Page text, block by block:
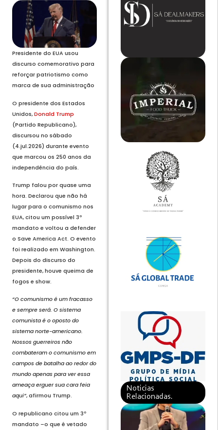
Presidente do EUA usou
discurso comemorativo para
reforçar patriotismo como
marca de sua administração
O presidente dos Estados
Unidos,Donald Trump
(Partido Republicano),
discursou no sábado
(4.jul.2026) durante evento
que marcou os 250 anos da
independência do país.
Trump falou por quase uma
hora. Declarou que não há
lugar para o comunismo nos
EUA, citou um possível 3º
mandato e voltou a defender
o Save America Act. O evento
foi realizado em Washington.
Depois do discurso do
presidente, houve queima de
fogos e show.
“O comunismo é um fracasso
e sempre será. O sistema
comunista é o oposto do
sistema norte-americano.
Nossos guerreiros não
combateram o comunismo em
campos de batalha ao redor do
mundo apenas para ver essa
ameaça erguer sua cara feia
aqui”, afirmou Trump.
O republicano citou um 3º
mandato –o que é vetado
Noticias
Relacionadas.